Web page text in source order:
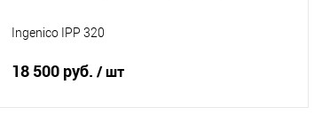
Ingenico IPP 320
18 500 руб. / шт